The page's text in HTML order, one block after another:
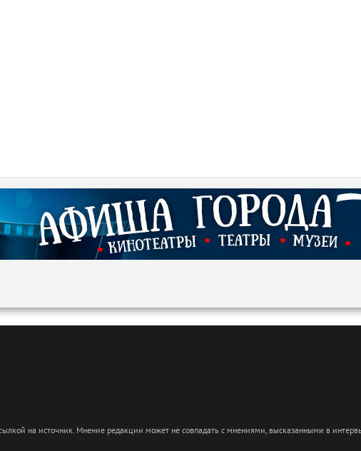
на источник. Мнение редакции может не совпадать с мнениями, высказанными в